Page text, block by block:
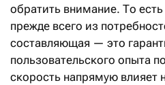
обратить внимание. То
прежде всего из
составляющая — это
пользовательского опыта
скорость напрямую влияет